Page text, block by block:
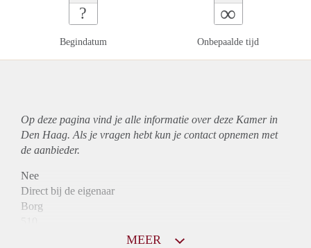
?
Begindatum
∞
Onbepaalde tijd
Op deze pagina vind je alle informatie over deze Kamer in
Den Haag. Als je vragen hebt kun je contact opnemen met
de aanbieder.
Nee
Direct bij de eigenaar
Borg
MEER